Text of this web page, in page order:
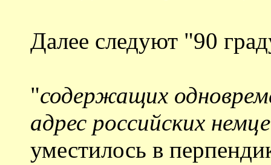
Далее следуют "90
"содержащих
адрес российских
уместилось в